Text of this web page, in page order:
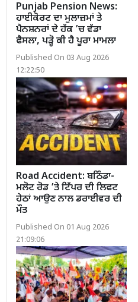
Punjab Pension News:
ਹਾਈਕੋਰਟ ਦਾ ਮੁਲਾਜ਼ਮਾਂ ਤੇ
ਪੈਨਸ਼ਨਰਾਂ ਦੇ ਹੱਕ ’ਚ ਵੱਡਾ
ਫੈਸਲਾ, ਪੜ੍ਹੋ ਕੀ ਹੈ ਪੂਰਾ ਮਾਮਲਾ
Published On 03 Aug 2026
12:22:50
Road Accident: ਬਠਿੰਡਾ-
ਮਲੋਟ ਰੋਡ ’ਤੇ ਟਿੱਪਰ ਦੀ ਲਿਫਟ
ਹੇਠਾਂ ਆਉਣ ਨਾਲ ਡਰਾਈਵਰ ਦੀ
ਮੌਤ
Published On 01 Aug 2026
21:09:06